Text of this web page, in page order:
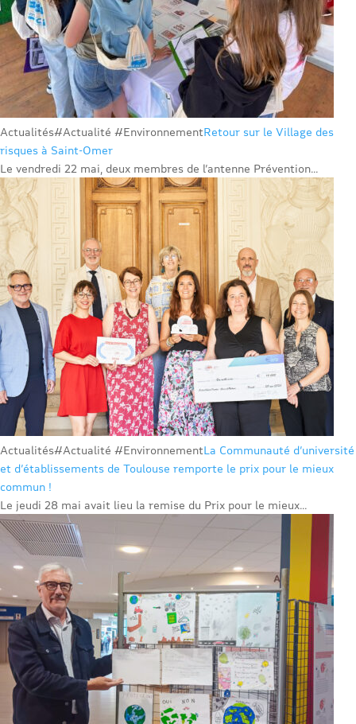
Actualités#Actualité #EnvironnementRetour sur le Village des
risques à Saint-Omer
Le vendredi 22 mai, deux membres de l’antenne Prévention...
Actualités#Actualité #EnvironnementLa Communauté d’université
et d’établissements de Toulouse remporte le prix pour le mieux
commun !
Le jeudi 28 mai avait lieu la remise du Prix pour le mieux...